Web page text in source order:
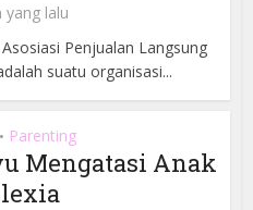
yang lalu
Penjualan Langsung
suatu organisasi...
• Parenting
Mengatasi Anak